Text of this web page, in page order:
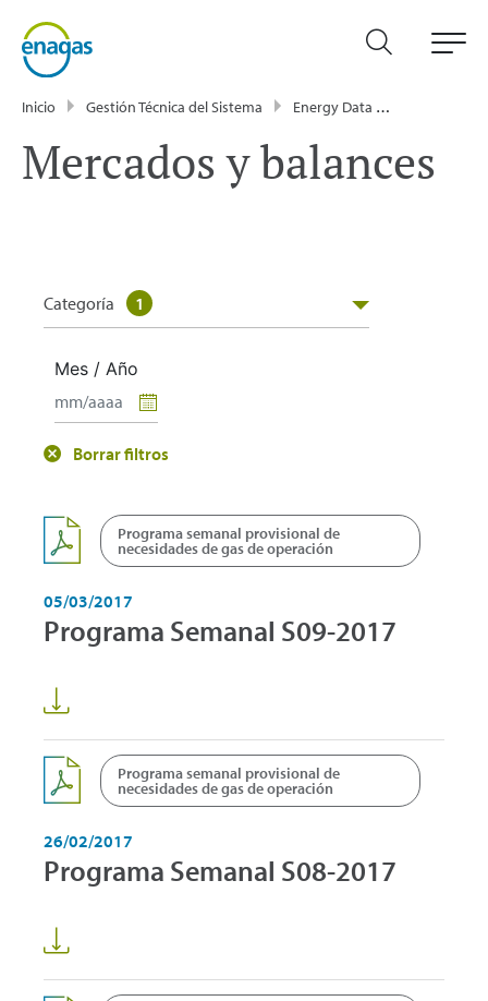
Inicio Gestión Técnica del Sistema Energy Data
Mercados y balances
Categoría 1
Mes / Año
Borrar filtros
Programa semanal provisional de
necesidades de gas de operación
05/03/2017
Programa Semanal S09-2017
Programa semanal provisional de
necesidades de gas de operación
26/02/2017
Programa Semanal S08-2017